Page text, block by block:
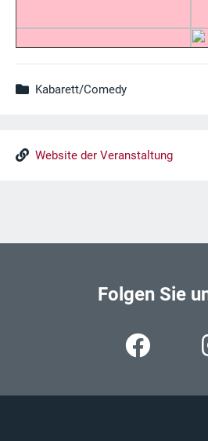
Kabarett/Comedy
Website der Veranstaltung
Folgen Sie